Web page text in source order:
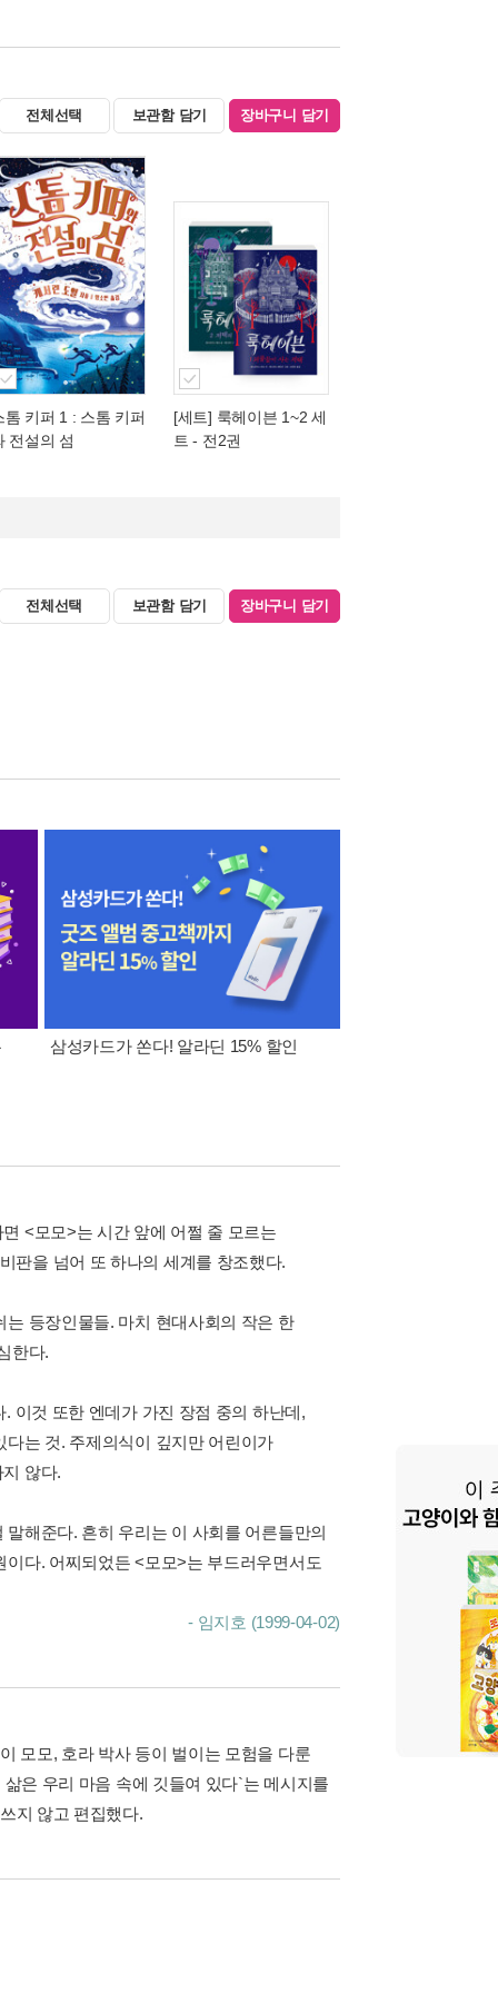
전체선택 보관함 담기 장바구니 담기
톰 키퍼 1 : 스톰 키퍼
전설의 섬
[세트] 룩헤이븐 1~2 세
트 - 전2권
전체선택 보관함 담기 장바구니 담기
삼성카드가 쏜다! 알라딘 15% 할인
<모모>는 시간 앞에 어쩔 줄 모르는
판을 넘어 또 하나의 세계를 창조했다.
등장인물들. 마치 현대사회의 작은 한
한다.
이것 또한 엔데가 가진 장점 중의 하난데,
는 것. 주제의식이 깊지만 어린이가
않다.
해준다. 흔히 우리는 이 사회를 어른들만의
다. 어찌되었든 <모모>는 부드러우면서도
- 임지호 (1999-04-02)
모모, 호라 박사 등이 벌이는 모험을 다룬
은 우리 마음 속에 깃들여 있다`는 메시지를
지 않고 편집했다.